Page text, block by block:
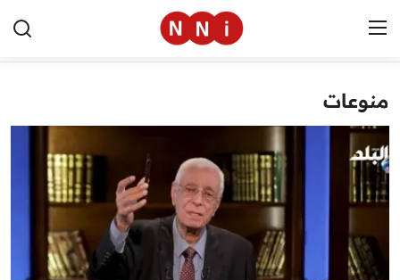
الرئيسية
اخبار مصر
العالم
الرياضة
مال وأعمال
منوعات